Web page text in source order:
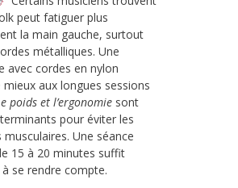
peut fatiguer plus
la main gauche, surtout
métalliques. Une
avec cordes en nylon
mieux aux longues sessions
poids et l’ergonomie sont
pour éviter les
musculaires. Une séance
15 à 20 minutes suffit
se rendre compte.